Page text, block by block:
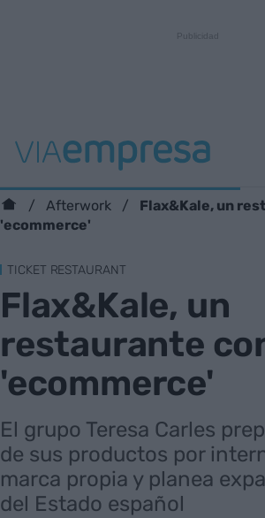
Afterwork
Flax&Kale, un
'ecommerce'
TICKET RESTAURANT
Flax&Kale, un
restaurante
'ecommerce'
El grupo Teresa Carles
de sus productos por
marca propia y planea
del Estado español